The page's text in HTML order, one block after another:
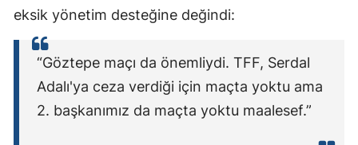
eksik yönetim desteğine değindi:
“Göztepe maçı da önemliydi. TFF, Serdal
Adalı'ya ceza verdiği için maçta yoktu ama
2. başkanımız da maçta yoktu maalesef.”